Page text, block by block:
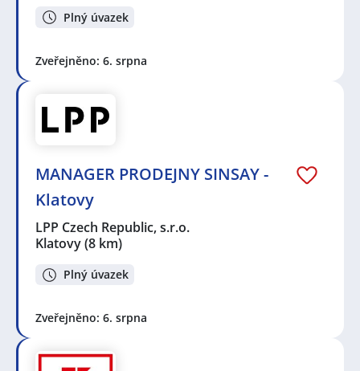
Plný úvazek
Zveřejněno: 6. srpna
MANAGER PRODEJNY SINSAY -
Klatovy
LPP Czech Republic, s.r.o.
Klatovy(8 km)
Plný úvazek
Zveřejněno: 6. srpna